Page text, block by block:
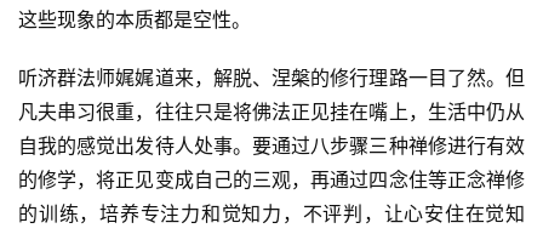
纪
佛
教
艺
术
这些现象的本质都是空性。
听济群法师娓娓道来，解脱、涅槃的修行理路一目了然。但
凡夫串习很重，往往只是将佛法正见挂在嘴上，生活中仍从
自我的感觉出发待人处事。要通过八步骤三种禅修进行有效
的修学，将正见变成自己的三观，再通过四念住等正念禅修
的训练，培养专注力和觉知力，不评判，让心安住在觉知